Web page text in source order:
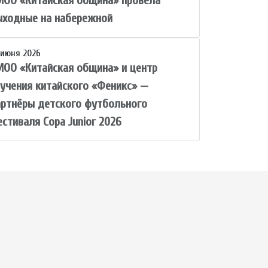
на набережной
2026
«Китайская община» и центр
китайского «Феникс» —
детского футбольного
Copa Junior 2026